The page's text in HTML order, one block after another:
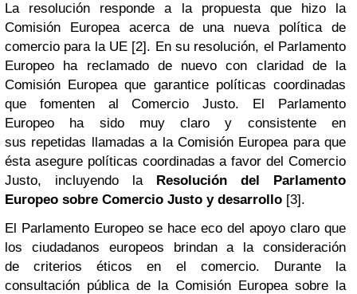
La resolución responde a la propuesta que hizo la
Comisión Europea acerca de una nueva política de
comercio para la UE [2]. En su resolución, el Parlamento
Europeo ha reclamado de nuevo con claridad de la
Comisión Europea que garantice políticas coordinadas
que fomenten al Comercio Justo.
El Parlamento
Europeo ha sido muy claro y consistente en
sus repetidas llamadas a la Comisión Europea para que
ésta asegure políticas coordinadas a favor del Comercio
Justo, incluyendo la Resolución del Parlamento
Europeo sobre Comercio Justo y desarrollo [3].
El Parlamento Europeo se hace eco del apoyo claro que
los ciudadanos europeos brindan a la consideración
de criterios éticos en el comercio. Durante la
consultación pública de la Comisión Europea sobre la